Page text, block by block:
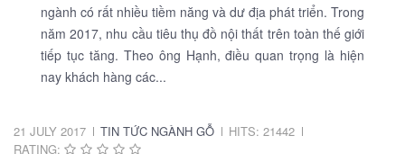
ngành có rất nhiều tiềm năng và dư địa phát triển. Trong
năm 2017, nhu cầu tiêu thụ đồ nội thất trên toàn thế giới
tiếp tục tăng. Theo ông Hạnh, điều quan trọng là hiện
nay khách hàng các...
21 JULY 2017 TIN TỨC NGÀNH GỖ
HITS: 21442
RATING: